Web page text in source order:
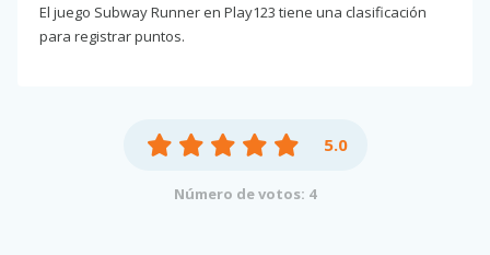
El juego Subway Runner en Play123 tiene una clasificación
para registrar puntos.
5.0
Número de votos: 4